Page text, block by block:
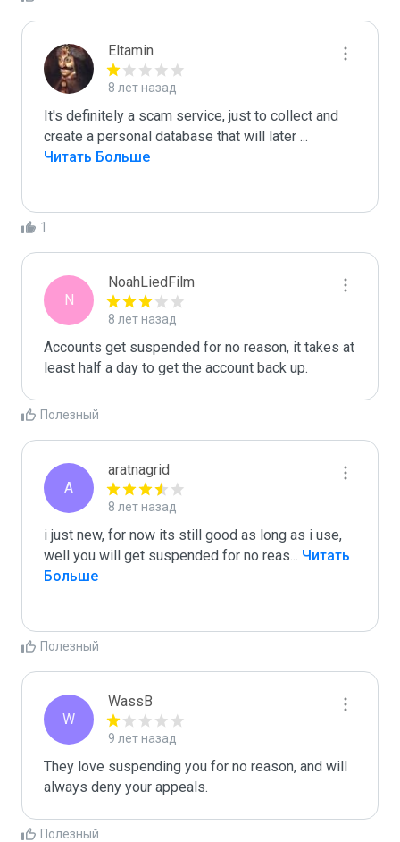
Eltamin
8 лет назад
It's definitely a scam service, just to collect and
create a personal database that will later ...
Читать Больше
1
N
NoahLiedFilm
8 лет назад
Accounts get suspended for no reason, it takes at
least half a day to get the account back up.
Полезный
A
aratnagrid
8 лет назад
i just new, for now its still good as long as i use,
well you will get suspended for no reas... Читать
Больше
Полезный
W
WassB
9 лет назад
They love suspending you for no reason, and will
always deny your appeals.
Полезный